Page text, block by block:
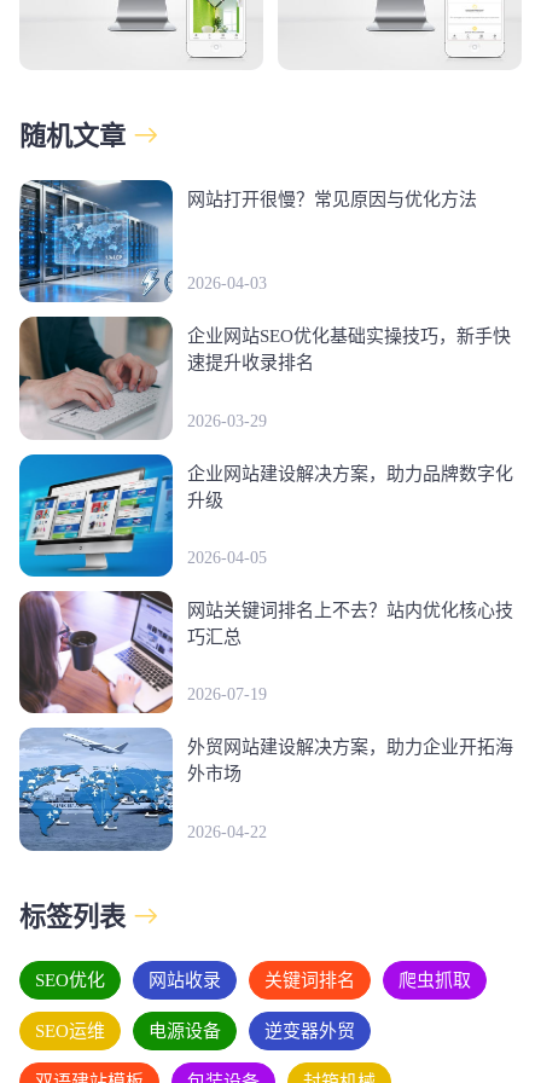
随机文章
网站打开很慢？常见原因与优化方法
2026-04-03
企业网站SEO优化基础实操技巧，新手快
速提升收录排名
2026-03-29
企业网站建设解决方案，助力品牌数字化
升级
2026-04-05
网站关键词排名上不去？站内优化核心技
巧汇总
2026-07-19
外贸网站建设解决方案，助力企业开拓海
外市场
2026-04-22
标签列表
SEO优化 网站收录 关键词排名 爬虫抓取
SEO运维 电源设备 逆变器外贸